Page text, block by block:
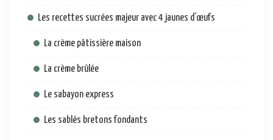
Les recettes sucrées majeur avec 4 jaunes d’œufs
La crème pâtissière maison
La crème brûlée
Le sabayon express
Les sablés bretons fondants